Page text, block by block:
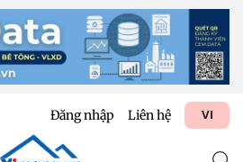
Đăng nhập Liên hệ VI